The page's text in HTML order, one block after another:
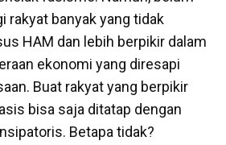
rakyat banyak yang tidak
HAM dan lebih berpikir dalam
ekonomi yang diresapi
Buat rakyat yang berpikir
bisa saja ditatap dengan
Betapa tidak?